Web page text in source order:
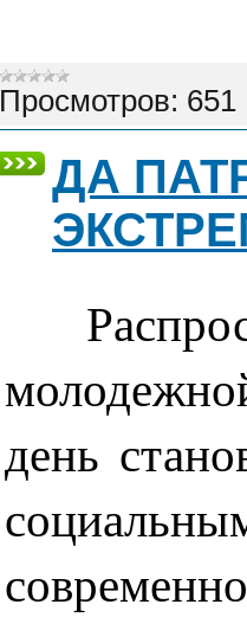
Просмотров: 651
ДА
день